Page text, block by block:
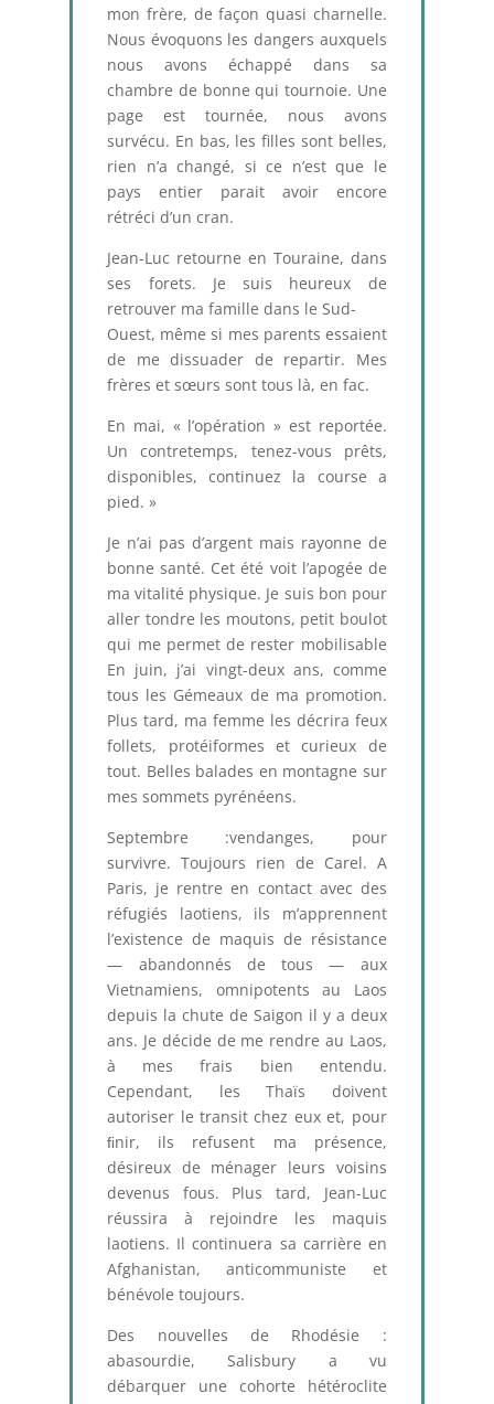
mon frère, de façon quasi charnelle.
Nous évoquons les dangers auxquels
nous avons échappé dans sa
chambre de bonne qui tournoie. Une
page est tournée, nous avons
survécu. En bas, les filles sont belles,
rien n’a changé, si ce n’est que le
pays entier parait avoir encore
rétréci d’un cran.
Jean-Luc retourne en Touraine, dans
ses forets. Je suis heureux de
retrouver ma famille dans le Sud-
Ouest, même si mes parents essaient
de me dissuader de repartir. Mes
frères et sœurs sont tous là, en fac.
En mai, « l’opération » est reportée.
Un contretemps, tenez-vous prêts,
disponibles, continuez la course a
pied. »
Je n’ai pas d’argent mais rayonne de
bonne santé. Cet été voit l’apogée de
ma vitalité physique. Je suis bon pour
aller tondre les moutons, petit boulot
qui me permet de rester mobilisable
En juin, j’ai vingt-deux ans, comme
tous les Gémeaux de ma promotion.
Plus tard, ma femme les décrira feux
follets, protéiformes et curieux de
tout. Belles balades en montagne sur
mes sommets pyrénéens.
Septembre :vendanges, pour
survivre. Toujours rien de Carel. A
Paris, je rentre en contact avec des
réfugiés laotiens, ils m’apprennent
l’existence de maquis de résistance
— abandonnés de tous — aux
Vietnamiens, omnipotents au Laos
depuis la chute de Saigon il y a deux
ans. Je décide de me rendre au Laos,
à mes frais bien entendu.
Cependant, les Thaïs doivent
autoriser le transit chez eux et, pour
ﬁnir, ils refusent ma présence,
désireux de ménager leurs voisins
devenus fous. Plus tard, Jean-Luc
réussira à rejoindre les maquis
laotiens. Il continuera sa carrière en
Afghanistan, anticommuniste et
bénévole toujours.
Des nouvelles de Rhodésie :
abasourdie, Salisbury a vu
débarquer une cohorte hétéroclite